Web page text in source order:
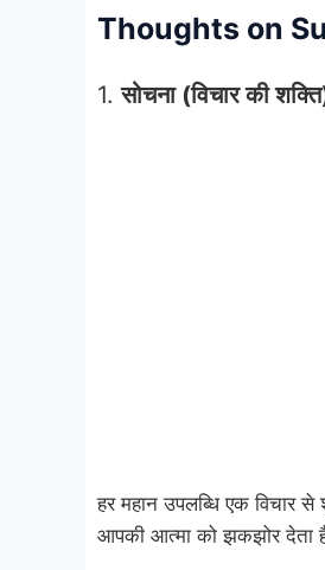
Thoughts on
1.सोचना (विचार की
हर महान उपलब्धि एक विचार
आपकी आत्मा को झकझोर देता